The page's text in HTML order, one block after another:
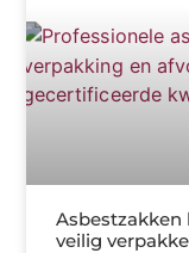
Asbestzakken
veilig